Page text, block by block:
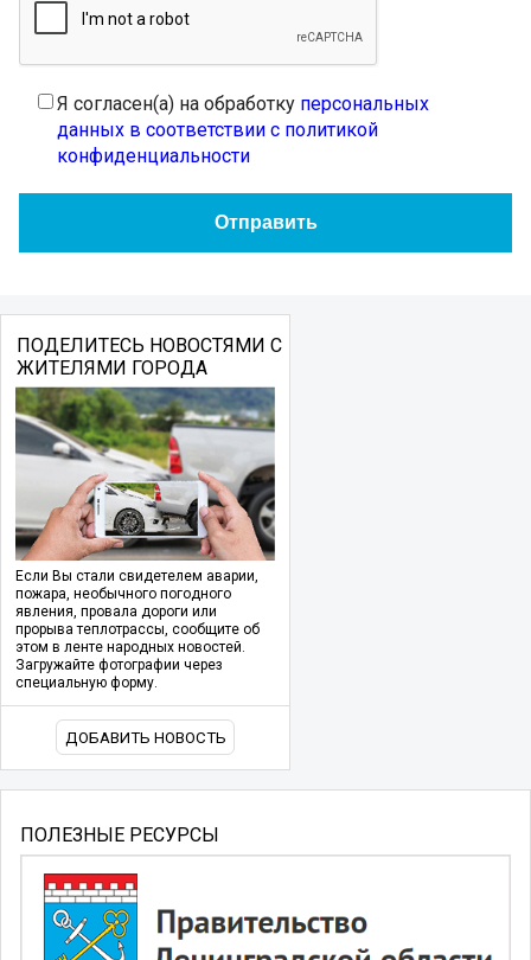
Я согласен(а) на обработку персональных
данных в соответствии с политикой
конфиденциальности
ПОДЕЛИТЕСЬ НОВОСТЯМИ С
ЖИТЕЛЯМИ ГОРОДА
Если Вы стали свидетелем аварии,
пожара, необычного погодного
явления, провала дороги или
прорыва теплотрассы, сообщите об
этом в ленте народных новостей.
Загружайте фотографии через
специальную форму.
ДОБАВИТЬ НОВОСТЬ
ПОЛЕЗНЫЕ РЕСУРСЫ